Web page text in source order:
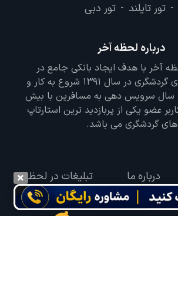
- تور تایلند - تور دبی
درباره لحظه آخر
آخر با هدف ایجاد بانکی جامع در
تمامی زمینه های گردشگری در سال 1391 شروع به کار و
پس از حدود 12 سال سرویس دهی به مسافرین با بیش
عضو یکی از پربازدید ترین استارتاپ
های گردشگری می باشد.
درباره ما تبلیغات در لحظه